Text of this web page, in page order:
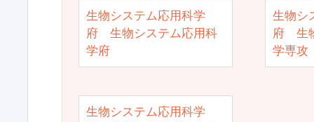
生物システム応用科学
府 生物システム応用科
学府
生物シ
府 生
学専攻
生物システム応用科学